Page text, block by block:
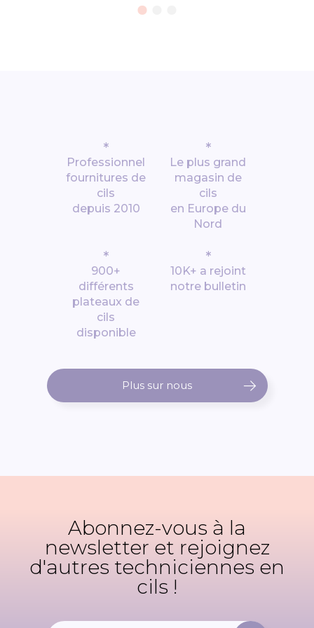
*
Professionnel
fournitures de
cils
depuis 2010
*
Le plus grand
magasin de
cils
en Europe du
Nord
*
900+
différents
plateaux de
cils
disponible
*
10K+ a rejoint
notre bulletin
Plus sur nous
Abonnez-vous à la
newsletter et rejoignez
d'autres techniciennes en
cils !